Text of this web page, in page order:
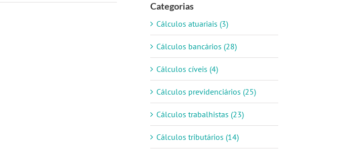
Categorias
Cálculos atuariais (3)
Cálculos bancários (28)
Cálculos cíveis (4)
Cálculos previdenciários (25)
Cálculos trabalhistas (23)
Cálculos tributários (14)